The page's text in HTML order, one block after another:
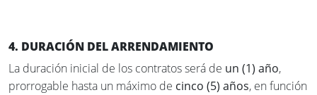
4. DURACIÓN DEL ARRENDAMIENTO
La duración inicial de los contratos será de un (1) año,
prorrogable hasta un máximo de cinco (5) años, en función